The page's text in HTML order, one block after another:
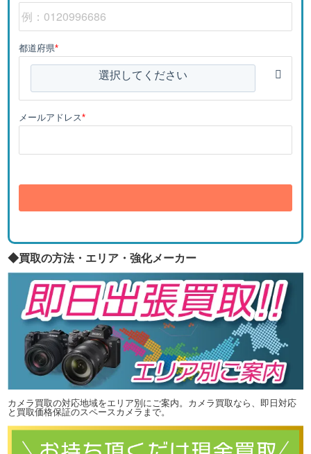
都道府県*
選択してください
メールアドレス*
◆買取の方法・エリア・強化メーカー
カメラ買取の対応地域をエリア別にご案内。カメラ買取なら、即日対応
と買取価格保証のスペースカメラまで。